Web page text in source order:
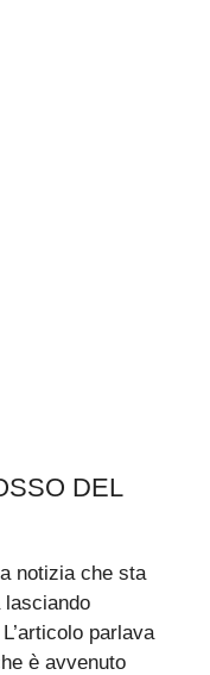
DEL
notizia che sta
lasciando
parlava
è avvenuto